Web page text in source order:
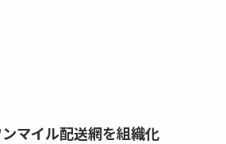
マイル配送網を組織化